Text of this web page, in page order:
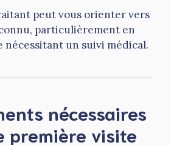
peut vous orienter vers
particulièrement en
nécessitant un suivi médical.
nécessaires
première visite